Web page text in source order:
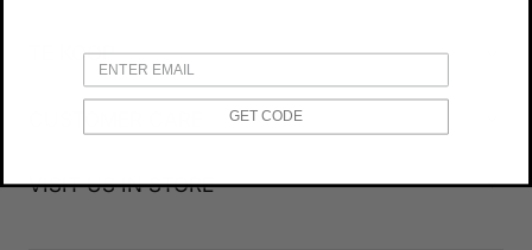
TE KOOP
VISIT US IN STORE
GET CODE